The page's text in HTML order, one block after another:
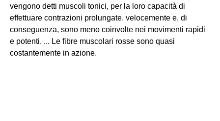
vengono detti muscoli tonici, per la loro capacità di
effettuare contrazioni prolungate. velocemente e, di
conseguenza, sono meno coinvolte nei movimenti rapidi
e potenti. ... Le fibre muscolari rosse sono quasi
costantemente in azione.